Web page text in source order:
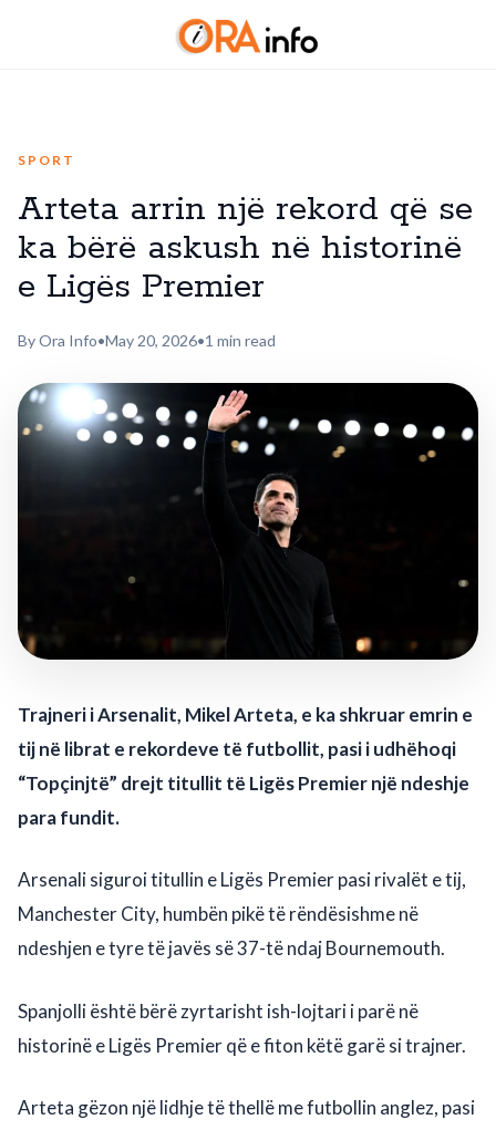
SPORT
Arteta arrin një rekord që se
ka bërë askush në historinë
e Ligës Premier
By Ora Info•May 20, 2026•1 min read
Trajneri i Arsenalit, Mikel Arteta, e ka shkruar emrin e
tij në librat e rekordeve të futbollit, pasi i udhëhoqi
“Topçinjtë” drejt titullit të Ligës Premier një ndeshje
para fundit.
Arsenali siguroi titullin e Ligës Premier pasi rivalët e tij,
Manchester City, humbën pikë të rëndësishme në
ndeshjen e tyre të javës së 37-të ndaj Bournemouth.
Spanjolli është bërë zyrtarisht ish-lojtari i parë në
historinë e Ligës Premier që e fiton këtë garë si trajner.
Arteta gëzon një lidhje të thellë me futbollin anglez, pasi